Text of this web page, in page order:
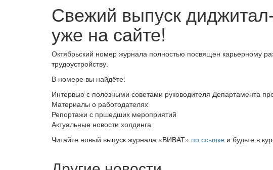
Свежий выпуск
уже на сайте!
Октябрьский номер журнала полностью посвящен карьерному
трудоустройству.
В номере вы найдёте:
Интервью с полезными советами руководителя Департамента
Материалы о работодателях
Репортажи с пршедших мероприятий
Актуальные новости холдинга
Читайте новый выпуск журнала «ВИВАТ» по ссылке и будьте в